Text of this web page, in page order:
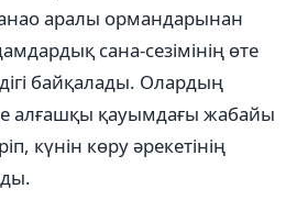
аралы ормандарынан
сана-сезімінің өте
байқалады. Олардың
де алғашқы қауымдағы жабайы
күнін көру әрекетінің